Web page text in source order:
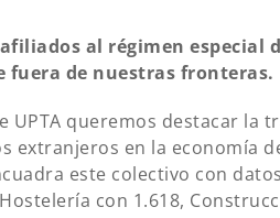
al régimen especial
fuera de nuestras fronteras.
queremos destacar la
extranjeros en la economía
este colectivo con
con 1.618,